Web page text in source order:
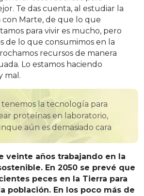
Te das cuenta, al estudiar la
con Marte, de que lo que
para vivir es mucho, pero
de lo que consumimos en la
recursos de manera
Lo estamos haciendo
mal.
tenemos la tecnología para
proteínas en laboratorio,
aún es demasiado cara
veinte años trabajando en la
En 2050 se prevé que
peces en la Tierra para
población. En los poco más de